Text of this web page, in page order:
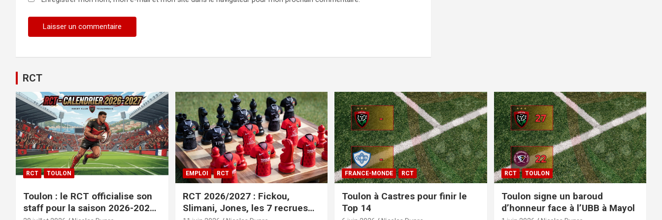
RCT
RCT TOULON
Toulon : le RCT officialise son
staff pour la saison 2026-2027+
EMPLOI RCT
RCT 2026/2027 : Fickou,
Slimani, Jones, les 7 recrues
FRANCE-MONDE RCT
Toulon à Castres pour finir le
Top 14
RCT TOULON
Toulon signe un baroud
d’honneur face à l’UBB à Mayol